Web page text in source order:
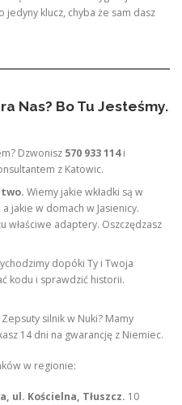
klucz, chyba że sam dasz
Nas? Bo Tu Jesteśmy.
Dzwonisz 570 933 114i
z Katowic.
Wiemy jakie wkładki są w
jakie w domach w Jasienicy.
właściwe adaptery. Oszczędzasz
dopóki Ty i Twoja
kodu i sprawdzić historii.
Zepsuty silnik w Nuki? Mamy
14 dni na gwarancję z Niemiec.
w regionie:
ul. Kościelna, Tłuszcz. 10